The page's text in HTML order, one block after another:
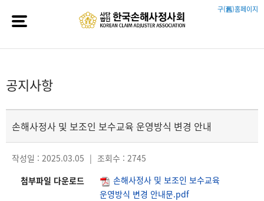
구(舊)홈페이지
공지사항
손해사정사 및 보조인 보수교육 운영방식 변경 안내
작성일 : 2025.03.05 | 조회수 : 2745
첨부파일 다운로드
손해사정사 및 보조인 보수교육
운영방식 변경 안내문.pdf